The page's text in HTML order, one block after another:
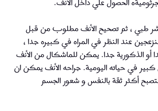
طبي ، ثم تصحيح الأنف مطلوب من قبل
عند النظر في المراه في كبيره جدا ،
أو الذكورية جدا. يمكن للماشكال من الأنف
في حياته اليومية. جراحه الأنف يمكن ان
أكثر ثقة بالنفس و شعور الجسم